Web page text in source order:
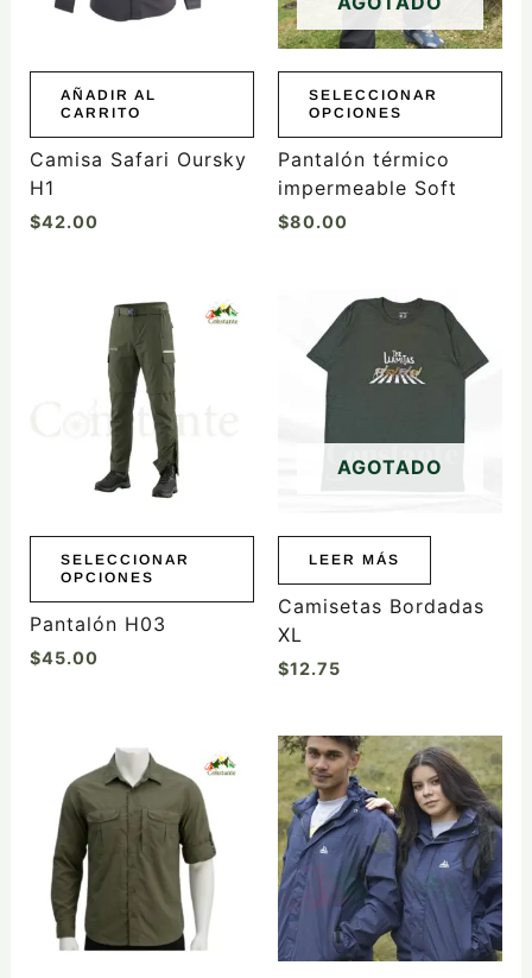
AÑADIR AL
CARRITO
Camisa Safari Oursky
H1
$42.00
SELECCIONAR
OPCIONES
opciones
se
elegir
la
página
producto
Pantalón térmico
impermeable Soft
$80.00
SELECCIONAR
OPCIONES
producto
múltiples
variantes.
opciones
pueden
elegir
la
página
de
Pantalón H03
$45.00
AGOTADO
LEER MÁS
Camisetas Bordadas
XL
$12.75
producto
tiene
múltiples
variantes.
Las
opciones
Este
producto
tiene
múltiples
variantes.
Las
opciones
se